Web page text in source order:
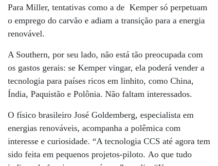
Para Miller, tentativas como a de Kemper só perpetuam
o emprego do carvão e adiam a transição para a energia
renovável.
A Southern, por seu lado, não está tão preocupada com
os gastos gerais: se Kemper vingar, ela poderá vender a
tecnologia para países ricos em linhito, como China,
Índia, Paquistão e Polônia. Não faltam interessados.
O físico brasileiro José Goldemberg, especialista em
energias renováveis, acompanha a polêmica com
interesse e curiosidade. “A tecnologia CCS até agora tem
sido feita em pequenos projetos-piloto. Ao que tudo